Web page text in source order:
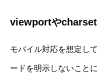
viewportや
モバイル対応を想定し
ードを明示しないこと